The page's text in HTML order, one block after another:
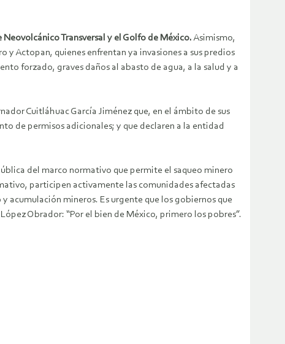
Neovolcánico Transversal y el Golfo de México.Asimismo,
Actopan, quienes enfrentan ya invasiones a sus predios
forzado, graves daños al abasto de agua, a la salud y a
Cuitláhuac García Jiménez que, en el ámbito de sus
de permisos adicionales; y que declaren a la entidad
del marco normativo que permite el saqueo minero
participen activamente las comunidades afectadas
acumulación mineros. Es urgente que los gobiernos que
Obrador: “Por el bien de México, primero los pobres”.